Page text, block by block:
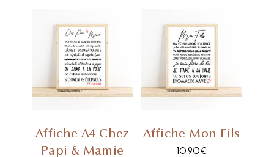
Affiche A4 Chez
Papi & Mamie
Affiche Mon Fils
10.90€